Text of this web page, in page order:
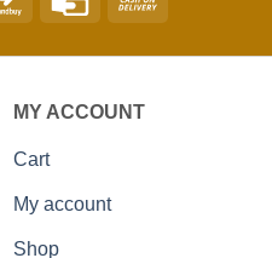
MY ACCOUNT
Cart
My account
Shop